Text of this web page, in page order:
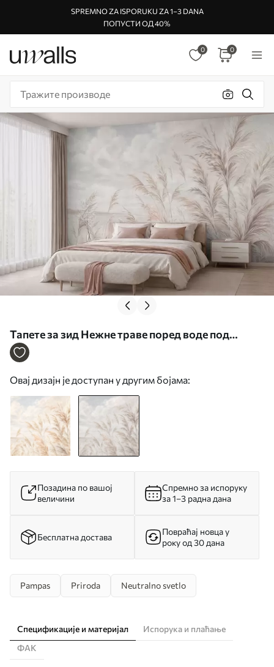
SPREMNO ZA ISPORUKU ZA 1–3 DANA
ПОПУСТИ ОД 40%
0 0
Тапете за зид Нежне траве поред воде под
лаганим облацима бр. w05735v1
Овај дизајн је доступан у другим бојама:
Позадина по вашој
величини
Спремно за испоруку
за 1–3 радна дана
Бесплатна достава
Повраћај новца у
року од 30 дана
Pampas Priroda Neutralno svetlo
Спецификације и материјал
Испорука и плаћање
ФАК